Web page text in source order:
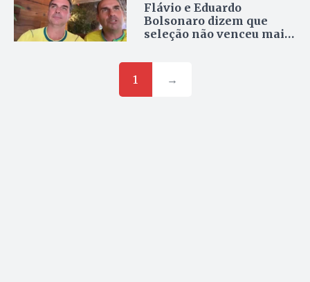
Flávio e Eduardo
Bolsonaro dizem que
seleção não venceu mais
conquistou sete títulos
1 →